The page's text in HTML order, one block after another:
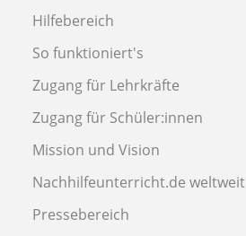
Hilfebereich
So funktioniert's
Zugang für Lehrkräfte
Zugang für Schüler:innen
Mission und Vision
Nachhilfeunterricht.de weltweit
Pressebereich